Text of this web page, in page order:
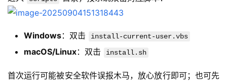
Windows：双击 install-current-user.vbs
macOS/Linux：双击 install.sh
首次运行可能被安全软件误报木马，放心放行即可；也可先